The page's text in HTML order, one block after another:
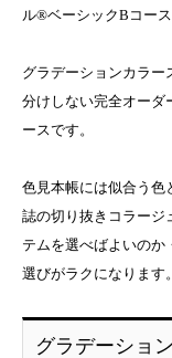
ル®ベーシックBコース
グラデーションカラ
分けしない完全オーダ
ースです。
色見本帳には似合う色
誌の切り抜きコラージ
テムを選べばよいのか
選びがラクになります。
グラデーショ